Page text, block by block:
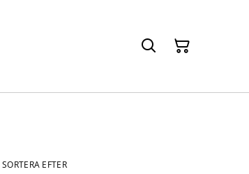
SORTERA EFTER